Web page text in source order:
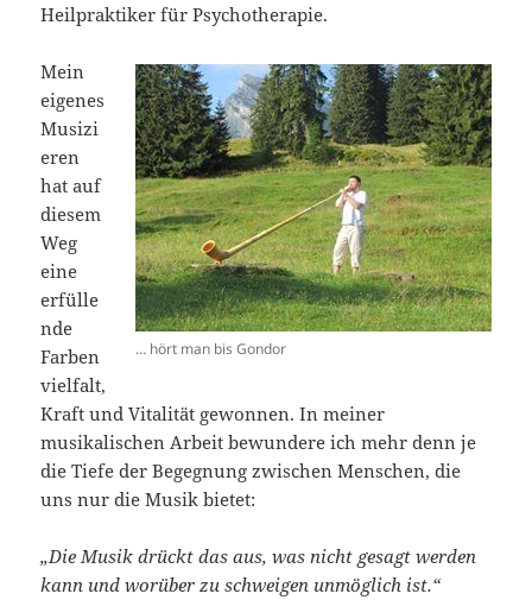
Heilpraktiker für Psychotherapie.
… hört man bis Gondor
Mein
eigenes
Musizi
eren
hat auf
diesem
Weg
eine
erfülle
nde
Farben
vielfalt,
Kraft und Vitalität gewonnen. In meiner
musikalischen Arbeit bewundere ich mehr denn je
die Tiefe der Begegnung zwischen Menschen, die
uns nur die Musik bietet:
„Die Musik drückt das aus, was nicht gesagt werden
kann und worüber zu schweigen unmöglich ist.“